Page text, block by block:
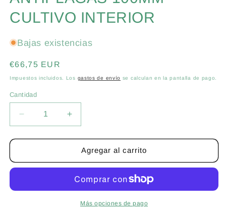
modal
CULTIVO INTERIOR
Bajas existencias
Precio
habitual
€66,75 EUR
Impuestos incluidos. Los gastos de envío se calculan en la pantalla de pago.
Cantidad
Cantidad
Reducir
cantidad
para
ANTIPOLEN
ANTIPLAGAS
100MM
Aumentar
cantidad
para
FILTRO
ANTIPOLEN
ANTIPLAGAS
100MM
Agregar al carrito
Más opciones de pago